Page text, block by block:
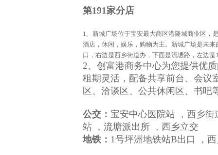
第191家分店
1、 新城广场位于宝安最大商区港隆城商业区，
酒店，休闲，娱乐，购物为主。新城广场是未
口，右边是西乡街道办，下面是流塘路，左边
2、创富港商务中心为您提供优
租期灵活，配备共享前台、会议
区、洽谈区、公共休闲区、书吧
公交： 宝安中心医院站 ，西乡
站 ，流塘派出所 ，西乡立交
地铁： 1号坪洲地铁站B出口 ，